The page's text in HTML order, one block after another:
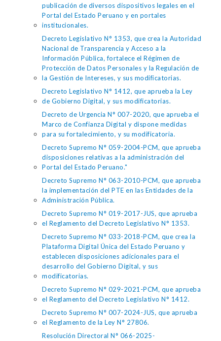
publicación de diversos dispositivos legales en el
Portal del Estado Peruano y en portales
institucionales.
Decreto Legislativo N° 1353, que crea la Autoridad
Nacional de Transparencia y Acceso a la
Información Pública, fortalece el Régimen de
Protección de Datos Personales y la Regulación de
la Gestión de Intereses, y sus modificatorias.
Decreto Legislativo N° 1412, que aprueba la Ley
de Gobierno Digital, y sus modificatorias.
Decreto de Urgencia N° 007-2020, que aprueba el
Marco de Confianza Digital y dispone medidas
para su fortalecimiento, y su modificatoria.
Decreto Supremo N° 059-2004-PCM, que aprueba
disposiciones relativas a la administración del
Portal del Estado Peruano."
Decreto Supremo N° 063-2010-PCM, que aprueba
la implementación del PTE en las Entidades de la
Administración Pública.
Decreto Supremo N° 019-2017-JUS, que aprueba
el Reglamento del Decreto Legislativo N° 1353.
Decreto Supremo N° 033-2018-PCM, que crea la
Plataforma Digital Única del Estado Peruano y
establecen disposiciones adicionales para el
desarrollo del Gobierno Digital, y sus
modificatorias.
Decreto Supremo N° 029-2021-PCM, que aprueba
el Reglamento del Decreto Legislativo N° 1412.
Decreto Supremo N° 007-2024-JUS, que aprueba
el Reglamento de la Ley N° 27806.
Resolución Directoral N° 066-2025-